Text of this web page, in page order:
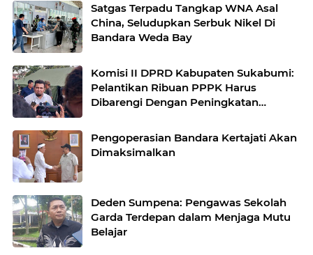
Satgas Terpadu Tangkap WNA Asal
China, Seludupkan Serbuk Nikel Di
Bandara Weda Bay
Komisi II DPRD Kabupaten Sukabumi:
Pelantikan Ribuan PPPK Harus
Dibarengi Dengan Peningkatan
Pengoperasian Bandara Kertajati Akan
Dimaksimalkan
Deden Sumpena: Pengawas Sekolah
Garda Terdepan dalam Menjaga Mutu
Belajar